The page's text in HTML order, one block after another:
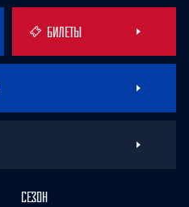
БИЛЕТЫ
СЕЗОН